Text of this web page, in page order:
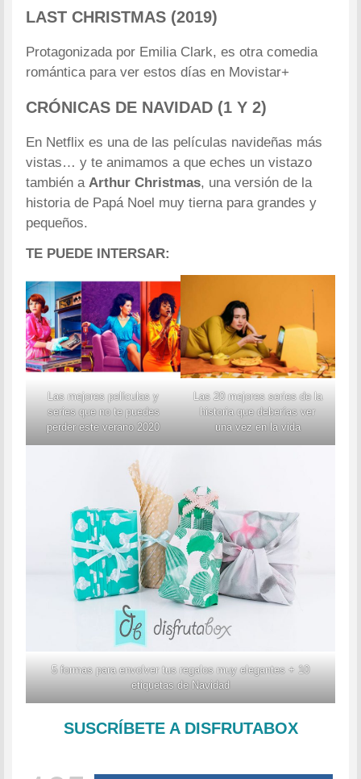
LAST CHRISTMAS (2019)
Protagonizada por Emilia Clark, es otra comedia
romántica para ver estos días en Movistar+
CRÓNICAS DE NAVIDAD (1 Y 2)
En Netflix es una de las películas navideñas más
vistas… y te animamos a que eches un vistazo
también a Arthur Christmas, una versión de la
historia de Papá Noel muy tierna para grandes y
pequeños.
TE PUEDE INTERSAR:
Las mejores películas y
series que no te puedes
perder este verano 2020
Las 20 mejores series de la
historia que deberías ver
una vez en la vida
5 formas para envolver tus regalos muy elegantes + 10
etiquetas de Navidad
SUSCRÍBETE A DISFRUTABOX